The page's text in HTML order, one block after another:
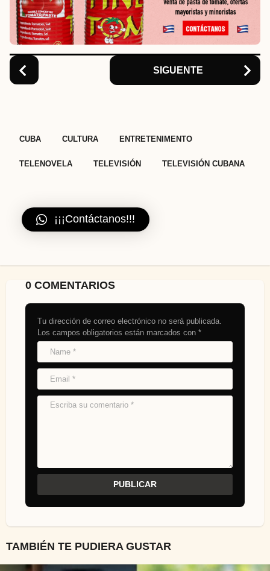
o
n
SIGUENTE
CUBA CULTURA ENTRETENIMENTO
TELENOVELA TELEVISIÓN TELEVISIÓN CUBANA
¡¡¡Contáctanos!!!
0 COMENTARIOS
Tu dirección de correo electrónico no será publicada.
Los campos obligatorios están marcados con *
TAMBIÉN TE PUDIERA GUSTAR